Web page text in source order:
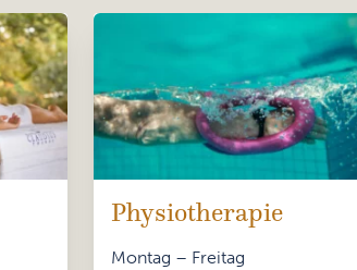
Physiotherapie
Montag – Freitag